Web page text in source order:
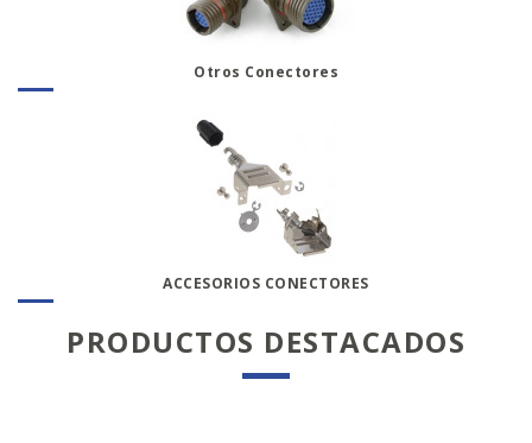
Otros Conectores
ACCESORIOS CONECTORES
PRODUCTOS DESTACADOS